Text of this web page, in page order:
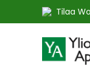
Tilaa
to
Content